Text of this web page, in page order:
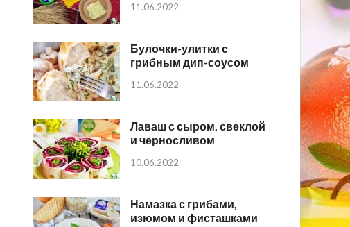
11.06.2022
Булочки-улитки с
грибным дип-соусом
11.06.2022
Лаваш с сыром, свеклой
и черносливом
10.06.2022
Намазка с грибами,
изюмом и фисташками